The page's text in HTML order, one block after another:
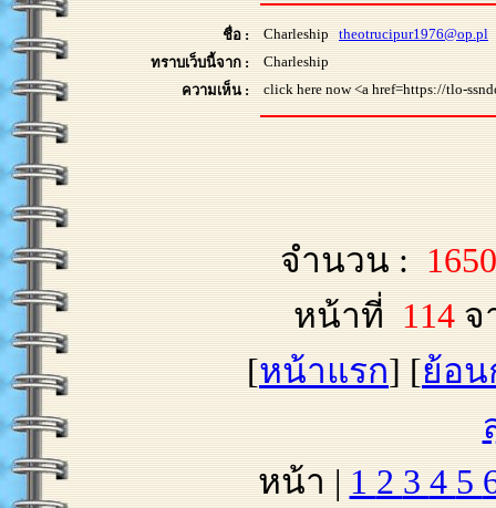
ชื่อ : Charleship theotrucipur1976@op.pl
ทราบเว็บนี้จาก :
Charleship
ความเห็น :
click here now <a href=https://tlo-
จำนวน :
หน้าที่ 114 จ
[หน้าแรก] [ย้อ
หน้า | 1 2 3 4 5